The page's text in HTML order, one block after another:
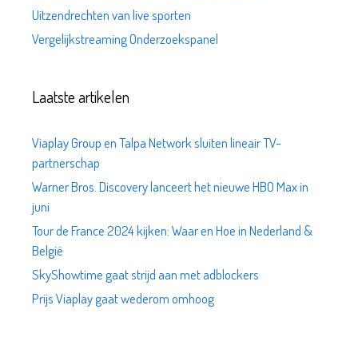
Uitzendrechten van live sporten
Vergelijkstreaming Onderzoekspanel
Laatste artikelen
Viaplay Group en Talpa Network sluiten lineair TV-
partnerschap
Warner Bros. Discovery lanceert het nieuwe HBO Max in
juni
Tour de France 2024 kijken: Waar en Hoe in Nederland &
België
SkyShowtime gaat strijd aan met adblockers
Prijs Viaplay gaat wederom omhoog